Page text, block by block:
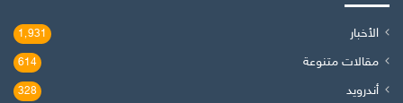
الأخبار 1٬931
مقالات متنوعة 614
أندرويد 328